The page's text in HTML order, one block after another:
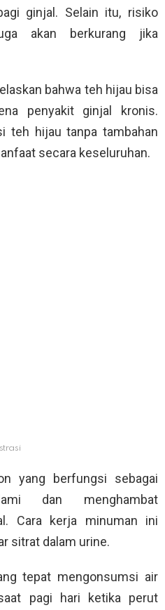
ginjal. Selain itu, risiko
akan berkurang jika
bahwa teh hijau bisa
penyakit ginjal kronis.
teh hijau tanpa tambahan
secara keseluruhan.
yang berfungsi sebagai
dan menghambat
Cara kerja minuman ini
sitrat dalam urine.
tepat mengonsumsi air
pagi hari ketika perut